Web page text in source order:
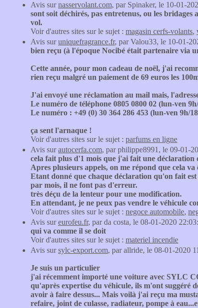
Avis surnasservolant.com, par Spinaker, le 10-01-
sont soit déchirés, pas entretenus, ou les
vol.
Voir d'autres sites sur le sujet : magasin cerfs-volants,
Avis suruniquefragrance.fr, par Valou33, le 10-01-
bien reçu (à l'époque Nocibé était partenaire via
Cette année, pour mon cadeau de noël, j'ai
rien reçu malgré un paiement de 69 euros les
J'ai envoyé une réclamation au mail mais,
Le numéro de téléphone 0805 0800 02 (lun-ven
Le numéro : +49 (0) 30 364 286 453 (lun-ven 9h/
ça sent l'arnaque !
Voir d'autres sites sur le sujet : parfums en ligne
Avis surautocerfa.com, par philippe8991, le 09-01-
cela fait plus d'1 mois que j'ai fait une
Apres plusieurs appels, on me répond que cela
Etant donné que chaque déclaration qu'on fait
par mois, il ne font pas d'erreur.
très déçu de la lenteur pour une modification.
En attendant, je ne peux pas vendre le véhicule
Voir d'autres sites sur le sujet : negoce automobile,
Avis sureurofeu.fr, par da costa, le 08-01-2020
qui va comme il se doit
Voir d'autres sites sur le sujet : materiel incendie
Avis sursylc-export.com, par allride, le 08-01-2020
Je suis un particulier
j'ai récemment importé une voiture avec SYLC
qu'après expertise du véhicule, ils m'ont suggéré
avoir à faire dessus... Mais voilà j'ai reçu ma
refaire, joint de culasse, radiateur, pompe à